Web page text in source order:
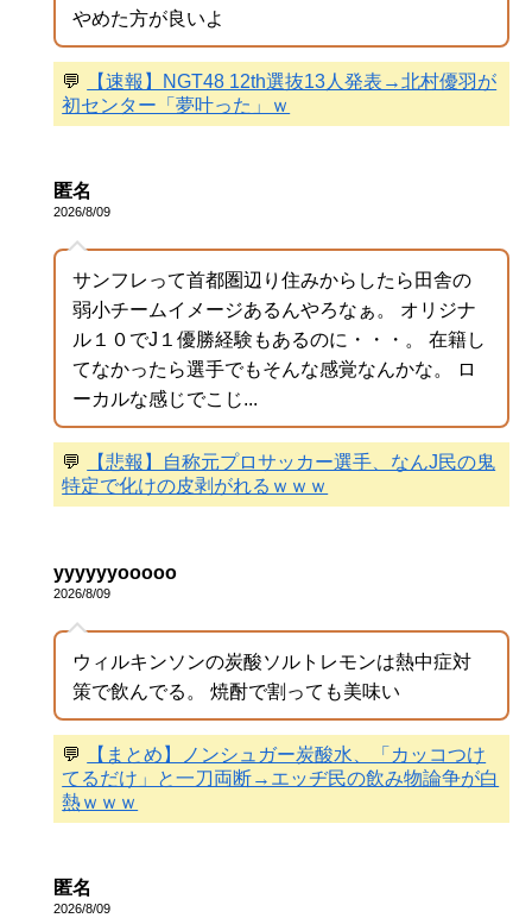
やめた方が良いよ
💬
【速報】NGT48 12th選抜13人発表→北村優羽が
初センター「夢叶った」ｗ
匿名
2026/8/09
サンフレって首都圏辺り住みからしたら田舎の
弱小チームイメージあるんやろなぁ。 オリジナ
ル１０でJ１優勝経験もあるのに・・・。 在籍し
てなかったら選手でもそんな感覚なんかな。 ロ
ーカルな感じでこじ...
💬
【悲報】自称元プロサッカー選手、なんJ民の鬼
特定で化けの皮剥がれるｗｗｗ
yyyyyyooooo
2026/8/09
ウィルキンソンの炭酸ソルトレモンは熱中症対
策で飲んでる。 焼酎で割っても美味い
💬
【まとめ】ノンシュガー炭酸水、「カッコつけ
てるだけ」と一刀両断→エッヂ民の飲み物論争が白
熱ｗｗｗ
匿名
2026/8/09